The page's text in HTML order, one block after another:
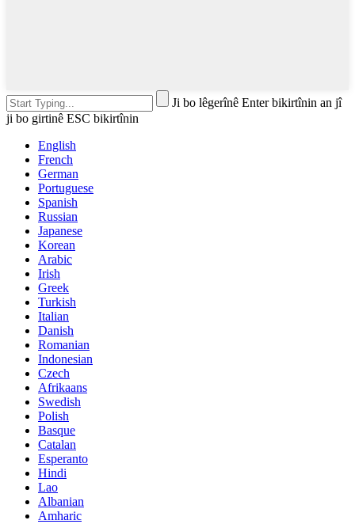
Ji bo lêgerînê Enter bikirtînin an jî
ji bo girtinê ESC bikirtînin
English
French
German
Portuguese
Spanish
Russian
Japanese
Korean
Arabic
Irish
Greek
Turkish
Italian
Danish
Romanian
Indonesian
Czech
Afrikaans
Swedish
Polish
Basque
Catalan
Esperanto
Hindi
Lao
Albanian
Amharic